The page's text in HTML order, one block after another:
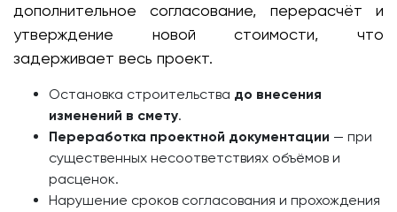
дополнительное согласование, перерасчёт и
утверждение новой стоимости, что
задерживает весь проект.
Остановка строительства до внесения
изменений в смету.
Переработка проектной документации — при
существенных несоответствиях объёмов и
расценок.
Нарушение сроков согласования и прохождения